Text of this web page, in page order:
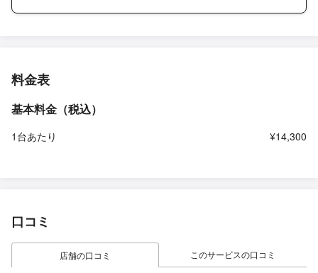
料金表
基本料金（税込）
1台あたり ¥14,300
口コミ
店舗の口コミ このサービスの口コミ